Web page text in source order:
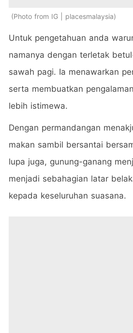
Photo from IG | placesmalaysia
Untuk pengetahuan anda
namanya dengan terletak
sawah pagi. Ia menawarkan
serta membuatkan
lebih istimewa.
Dengan permandangan
makan sambil bersantai
lupa juga, gunung-ganang
menjadi sebahagian latar
kepada keseluruhan suasana.